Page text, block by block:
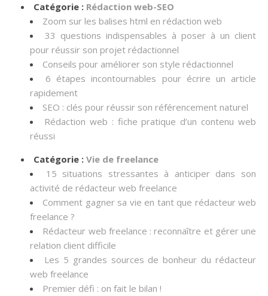
Catégorie : Rédaction web-SEO
Zoom sur les balises html en rédaction web
33 questions indispensables à poser à un client
pour réussir son projet rédactionnel
Conseils pour améliorer son style rédactionnel
6 étapes incontournables pour écrire un article
rapidement
SEO : clés pour réussir son référencement naturel
Rédaction web : fiche pratique d’un contenu web
réussi
Catégorie : Vie de freelance
15 situations stressantes à anticiper dans son
activité de rédacteur web freelance
Comment gagner sa vie en tant que rédacteur web
freelance ?
Rédacteur web freelance : reconnaître et gérer une
relation client difficile
Les 5 grandes sources de bonheur du rédacteur
web freelance
Premier défi : on fait le bilan !